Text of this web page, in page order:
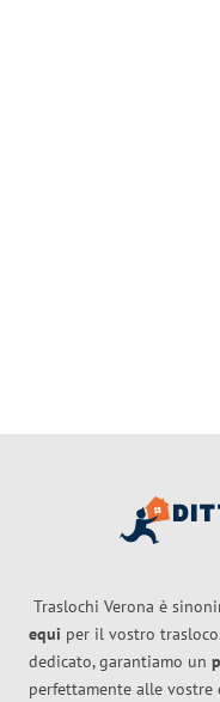
Traslochi Verona è
equi per il vostro
dedicato, garantiamo un
perfettamente alle vostre